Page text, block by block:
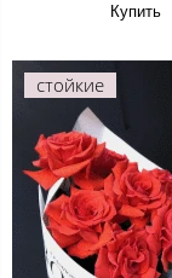
Купить
стойкие